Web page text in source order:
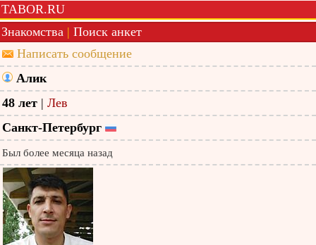
TABOR.RU
Знакомства | Поиск анкет
Написать сообщение
Алик
48 лет | Лев
Санкт-Петербург
Был более месяца назад